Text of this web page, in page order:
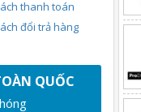
thanh toán
đổi trả hàng
QUỐC